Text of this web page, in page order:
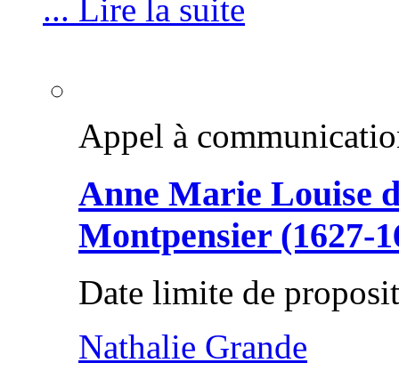
... Lire la suite
Appel à
Anne Marie Louise
Montpensier (1627-
Date limite de
Nathalie Grande